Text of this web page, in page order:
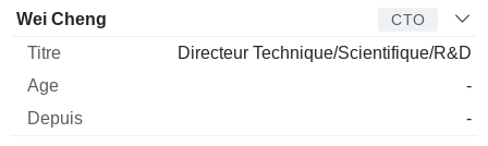
Wei Cheng CTO
Directeur Technique/Scientifique/R&D
-
-